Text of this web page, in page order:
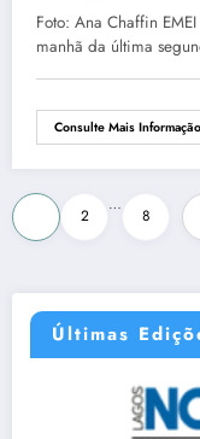
Foto: Ana Chaffin
manhã da última
Consulte Mais Informação
2
…
8
Últimas